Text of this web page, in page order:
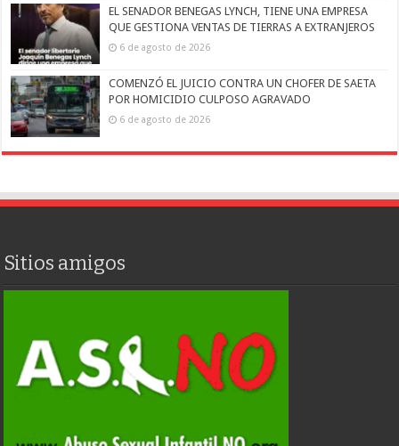
EL SENADOR BENEGAS LYNCH, TIENE UNA EMPRESA
QUE GESTIONA VENTAS DE TIERRAS A EXTRANJEROS
6 de agosto de 2026
COMENZÓ EL JUICIO CONTRA UN CHOFER DE SAETA
POR HOMICIDIO CULPOSO AGRAVADO
6 de agosto de 2026
Sitios amigos